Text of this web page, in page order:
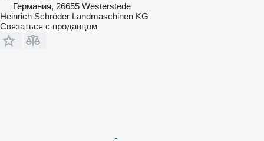
Германия, 26655 Westerstede
Heinrich Schröder Landmaschinen KG
Связаться с продавцом